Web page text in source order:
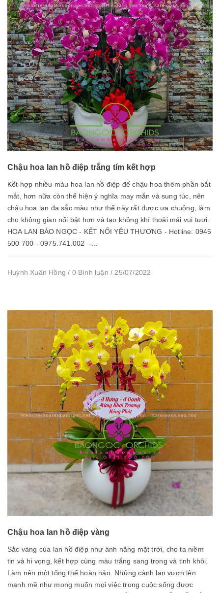
Chậu hoa lan hồ điệp trắng tím kết hợp
Kết hợp nhiều màu hoa lan hồ điệp để chậu hoa thêm phần bắt
mắt, hơn nữa còn thể hiện ý nghĩa may mắn và sung túc, nên
chậu hoa lan đa sắc màu như thế này rất được ưa chuộng, làm
cho không gian nổi bật hơn và tạo không khí thoải mái vui tươi.
HOA LAN BẢO NGỌC - KẾT NỐI YÊU THƯƠNG - Hotline: 0945
500 700 - 0975.741.002 -...
Huỳnh Xuân Hồng / 0 Bình luận / 25/07/2022
Chậu hoa lan hồ điệp vàng
Sắc vàng của lan hồ điệp như ánh nắng mặt trời, cho ta niềm
tin và hi vọng, kết hợp cùng màu trắng sang trọng và tinh khôi.
Làm nên một tổng thể hoàn hảo. Những cành lan vươn lên
mạnh mẽ như mong muốn mọi việc trong cuộc sống được